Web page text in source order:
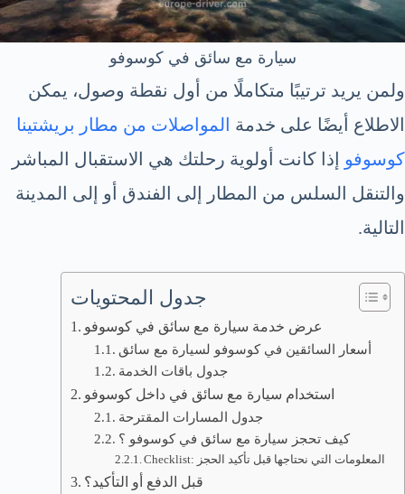
سيارة مع سائق في كوسوفو
ولمن يريد ترتيبًا متكاملًا من أول نقطة وصول، يمكن
الاطلاع أيضًا على خدمة المواصلات من مطار بريشتينا
كوسوفو إذا كانت أولوية رحلتك هي الاستقبال المباشر
والتنقل السلس من المطار إلى الفندق أو إلى المدينة
التالية.
جدول المحتويات
عرض خدمة سيارة مع سائق في كوسوفو
أسعار السائقين في كوسوفو لسيارة مع سائق
جدول باقات الخدمة
استخدام سيارة مع سائق في داخل كوسوفو
جدول المسارات المقترحة
كيف تحجز سيارة مع سائق في كوسوفو ؟
Checklist: المعلومات التي نحتاجها قبل تأكيد الحجز
قبل الدفع أو التأكيد؟